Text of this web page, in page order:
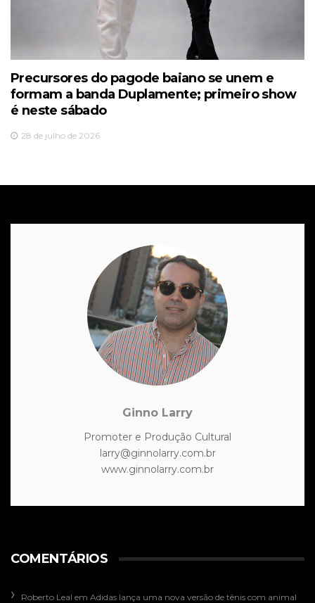
Precursores do pagode baiano se unem e
formam a banda Duplamente; primeiro show
é neste sábado
28 de julho de 2026
Ginno Larry
Promoter e Produção Cultural
larry@ginnolarry.com.br
www.ginnolarry.com.br
COMENTÁRIOS
Roberto Leal em Adidas lança uma nova versão de tênis com animal